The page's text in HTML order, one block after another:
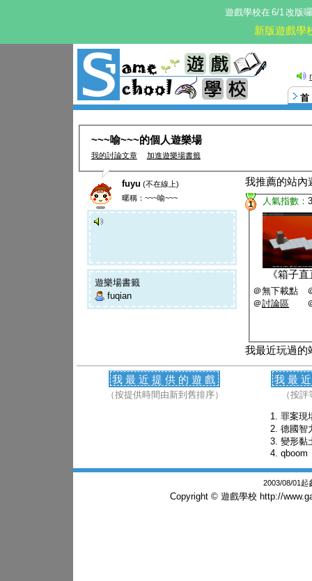
遊戲學校在 6/1改版
新版遊戲學
~~~喻~~~的個人遊樂場
我的討論文章 加進遊樂場書籤
fuyu (不在線上)
暱稱：~~~喻~~~
遊樂場書籤
fuqian
我推薦的站內
1 人氣指數：
《箱子直
＠無下載點
＠討論區
我最近玩過的
我最近提供的遊戲
（按提供時間由新到舊排序）
我最
（按
罪案現
德國智
變形黏
qboom
2003/08/01起
Copyright © 遊戲學校 http://